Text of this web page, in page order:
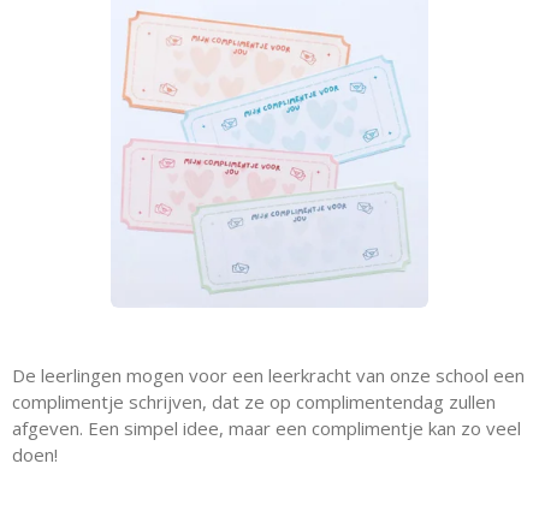
De leerlingen mogen voor een leerkracht van onze school een
complimentje schrijven, dat ze op complimentendag zullen
afgeven. Een simpel idee, maar een complimentje kan zo veel
doen!